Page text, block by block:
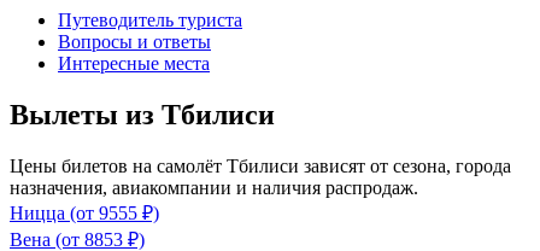
Путеводитель туриста
Вопросы и ответы
Интересные места
Вылеты из Тбилиси
Цены билетов на самолёт Тбилиси зависят от сезона, города
назначения, авиакомпании и наличия распродаж.
Ницца (от 9555 ₽)
Вена (от 8853 ₽)